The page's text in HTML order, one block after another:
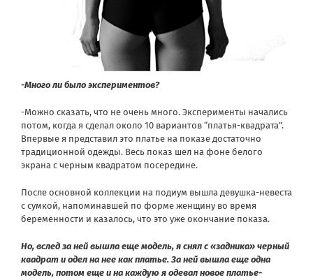
-Много ли было экспериментов?
-Можно сказать, что не очень много. Эксперименты начались
потом, когда я сделал около 10 вариантов “платья-квадрата”.
Впервые я представил это платье на показе достаточно
традиционной одежды. Весь показ шел на фоне белого
экрана с черным квадратом посередине.
После основной коллекции на подиум вышла девушка-невеста
с сумкой, напоминавшей по форме женщину во время
беременности и казалось, что это уже окончание показа.
Но, вслед за ней вышла еще модель, я снял с «задника» черный
квадрат и одел на нее как платье. За ней вышла еще одна
модель, потом еще и на каждую я одевал новое платье-